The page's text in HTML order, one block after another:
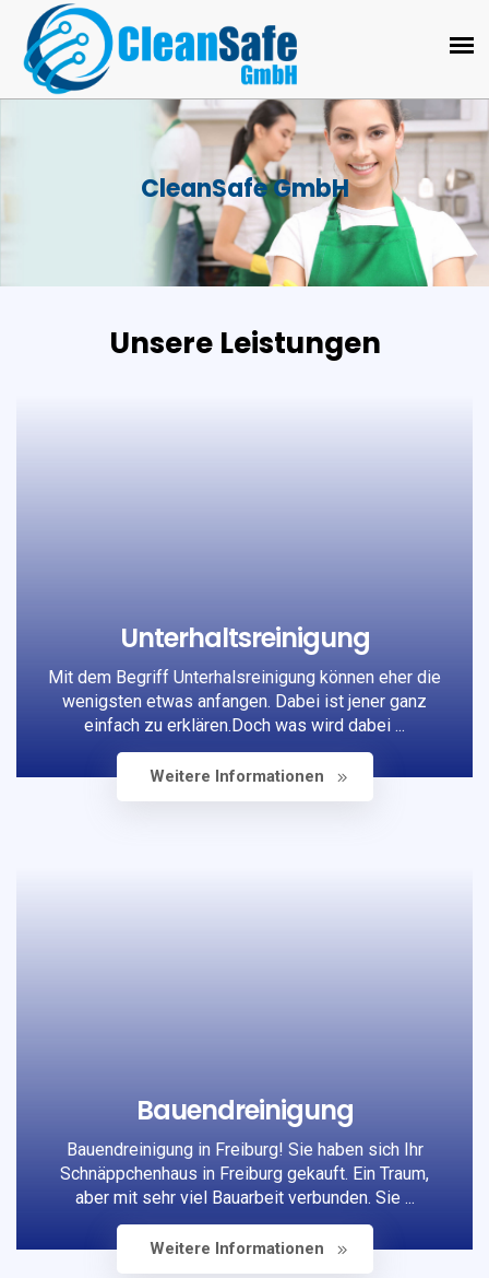
CleanSafe GmbH
Unsere Leistungen
Unterhaltsreinigung
Mit dem Begriff Unterhalsreinigung können eher die
wenigsten etwas anfangen. Dabei ist jener ganz
einfach zu erklären.Doch was wird dabei ...
Weitere Informationen
Bauendreinigung
Bauendreinigung in Freiburg! Sie haben sich Ihr
Schnäppchenhaus in Freiburg gekauft. Ein Traum,
aber mit sehr viel Bauarbeit verbunden. Sie ...
Weitere Informationen